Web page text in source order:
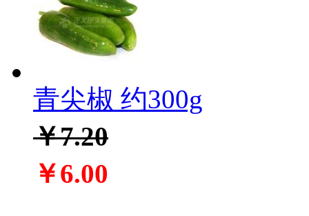
青尖椒 约300g
￥7.20
￥6.00